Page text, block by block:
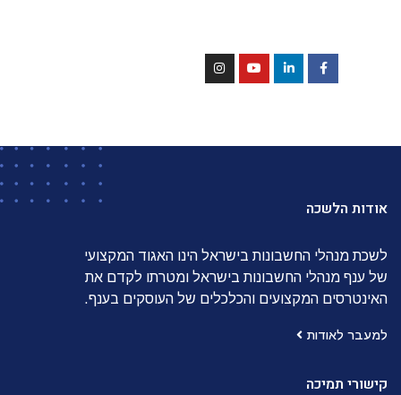
אודות הלשכה
לשכת מנהלי החשבונות בישראל הינו האגוד המקצועי
של ענף מנהלי החשבונות בישראל ומטרתו לקדם את
האינטרסים המקצועים והכלכלים של העוסקים בענף.
למעבר לאודות
קישורי תמיכה